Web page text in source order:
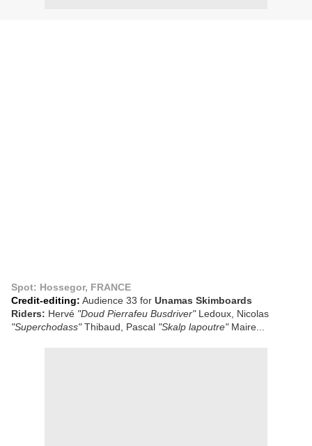
Spot: Hossegor, FRANCE
Credit-editing: Audience 33 for Unamas Skimboards
Riders: Hervé "Doud Pierrafeu Busdriver"Ledoux, Nicolas
"Superchodass"Thibaud, Pascal "Skalp lapoutre"Maire...